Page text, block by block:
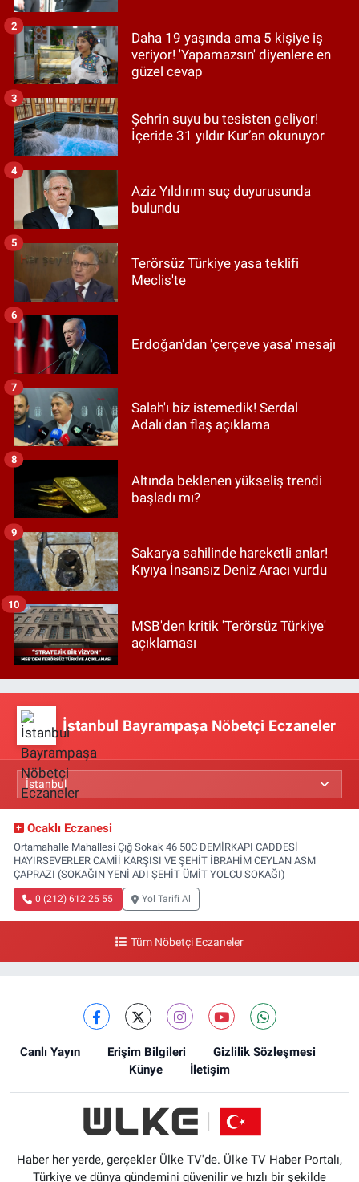
Daha 19 yaşında ama 5 kişiye iş
veriyor! 'Yapamazsın' diyenlere en
güzel cevap
2
Şehrin suyu bu tesisten geliyor!
İçeride 31 yıldır Kur’an okunuyor
3
Aziz Yıldırım suç duyurusunda
bulundu
4
Terörsüz Türkiye yasa teklifi
Meclis'te
5
Erdoğan'dan 'çerçeve yasa' mesajı
6
Salah'ı biz istemedik! Serdal
Adalı'dan flaş açıklama
7
Altında beklenen yükseliş trendi
başladı mı?
8
Sakarya sahilinde hareketli anlar!
Kıyıya İnsansız Deniz Aracı vurdu
9
MSB'den kritik 'Terörsüz Türkiye'
açıklaması
10
İstanbul Bayrampaşa Nöbetçi Eczaneler
Ocaklı Eczanesi
Ortamahalle Mahallesi Çığ Sokak 46 50C DEMİRKAPI CADDESİ
HAYIRSEVERLER CAMİİ KARŞISI VE ŞEHİT İBRAHİM CEYLAN ASM
ÇAPRAZI (SOKAĞIN YENİ ADI ŞEHİT ÜMİT YOLCU SOKAĞI)
0 (212) 612 25 55 Yol Tarifi Al
Tüm Nöbetçi Eczaneler
Canlı Yayın Erişim Bilgileri
Gizlilik Sözleşmesi
Künye
İletişim
Haber her yerde, gerçekler Ülke TV'de. Ülke TV Haber Portalı,
Türkiye ve dünya gündemini güvenilir ve hızlı bir şekilde